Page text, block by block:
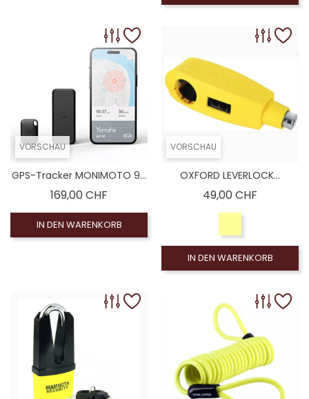
VORSCHAU
GPS-Tracker MONIMOTO 9...
169,00 CHF
IN DEN WARENKORB
VORSCHAU
OXFORD LEVERLOCK...
49,00 CHF
IN DEN WARENKORB